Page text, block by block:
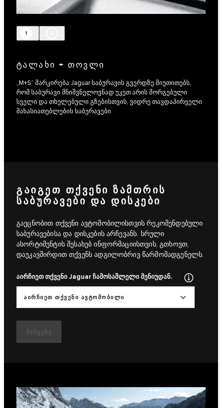
1
ᲢᲐᲚᲐᲮᲘ + ᲗᲝᲕᲚᲘ
„M+S“ მარკირება Jaguar საბურავის გვერდზე მიუთითებს,
რომ საბურავი მნიშვნელოვნად უკეთ არის მორგებული
სველი და თხელებული გზებისთვის, ვიდრე თავდაპირველი
მახასიათებლების საბურავები.
ᲒᲐᲘᲒᲔᲗ ᲗᲥᲕᲔᲜᲘ ᲖᲐᲛᲗᲠᲘᲡ
ᲡᲐᲑᲣᲠᲐᲕᲔᲑᲘ ᲓᲐ ᲓᲘᲡᲙᲔᲑᲘ
გაეცნობით თქვენი ავტომობილისთვის რეკომენდებული
საბურავებისა და დისკების არჩევანს. სრული
ასორტიმენტის შესახებ ინფორმაციისთვის, გთხოვთ,
დაუკავშირდით თქვენს ადგილობრივ წარმომადგენელს.
აირჩიეთ თქვენი Jaguar ჩამოსაშლელი მენიუდან.
ᲐᲘᲠᲩᲘᲔᲗ ᲗᲥᲕᲔᲜᲘ ᲐᲕᲢᲝᲛᲝᲑᲘᲚᲘ
ᲛᲐᲩᲕᲔᲜᲔ